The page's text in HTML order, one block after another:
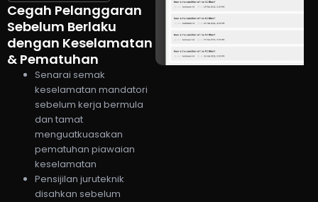
Cegah Pelanggaran
Sebelum Berlaku
dengan Keselamatan
& Pematuhan
Senarai semak
keselamatan mandatori
sebelum kerja bermula
dan tamat
menguatkuasakan
pematuhan piawaian
keselamatan
Pensijilan juruteknik
disahkan sebelum